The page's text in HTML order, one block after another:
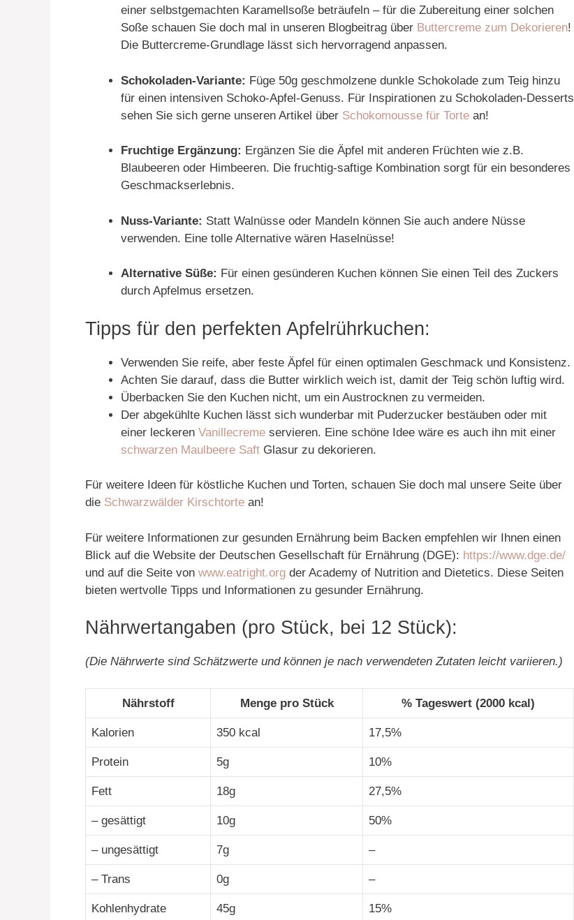
einer selbstgemachten Karamellsoße beträufeln – für die Zubereitung einer solchen
Soße schauen Sie doch mal in unseren Blogbeitrag über Buttercreme zum Dekorieren!
Die Buttercreme-Grundlage lässt sich hervorragend anpassen.
Schokoladen-Variante: Füge 50g geschmolzene dunkle Schokolade zum Teig hinzu
für einen intensiven Schoko-Apfel-Genuss. Für Inspirationen zu Schokoladen-Desserts
sehen Sie sich gerne unseren Artikel über Schokomousse für Torte an!
Fruchtige Ergänzung: Ergänzen Sie die Äpfel mit anderen Früchten wie z.B.
Blaubeeren oder Himbeeren. Die fruchtig-saftige Kombination sorgt für ein besonderes
Geschmackserlebnis.
Nuss-Variante: Statt Walnüsse oder Mandeln können Sie auch andere Nüsse
verwenden. Eine tolle Alternative wären Haselnüsse!
Alternative Süße: Für einen gesünderen Kuchen können Sie einen Teil des Zuckers
durch Apfelmus ersetzen.
Tipps für den perfekten Apfelrührkuchen:
Verwenden Sie reife, aber feste Äpfel für einen optimalen Geschmack und Konsistenz.
Achten Sie darauf, dass die Butter wirklich weich ist, damit der Teig schön luftig wird.
Überbacken Sie den Kuchen nicht, um ein Austrocknen zu vermeiden.
Der abgekühlte Kuchen lässt sich wunderbar mit Puderzucker bestäuben oder mit
einer leckeren Vanillecreme servieren. Eine schöne Idee wäre es auch ihn mit einer
schwarzen Maulbeere Saft Glasur zu dekorieren.
Für weitere Ideen für köstliche Kuchen und Torten, schauen Sie doch mal unsere Seite über
die Schwarzwälder Kirschtorte an!
Für weitere Informationen zur gesunden Ernährung beim Backen empfehlen wir Ihnen einen
Blick auf die Website der Deutschen Gesellschaft für Ernährung (DGE): https://www.dge.de/
und auf die Seite von www.eatright.org der Academy of Nutrition and Dietetics. Diese Seiten
bieten wertvolle Tipps und Informationen zu gesunder Ernährung.
Nährwertangaben (pro Stück, bei 12 Stück):
(Die Nährwerte sind Schätzwerte und können je nach verwendeten Zutaten leicht variieren.)
Nährstoff Menge pro Stück % Tageswert (2000 kcal)
Kalorien 350 kcal 17,5%
Protein 5g 10%
Fett 18g 27,5%
– gesättigt 10g 50%
– ungesättigt 7g –
– Trans 0g –
Kohlenhydrate 45g 15%